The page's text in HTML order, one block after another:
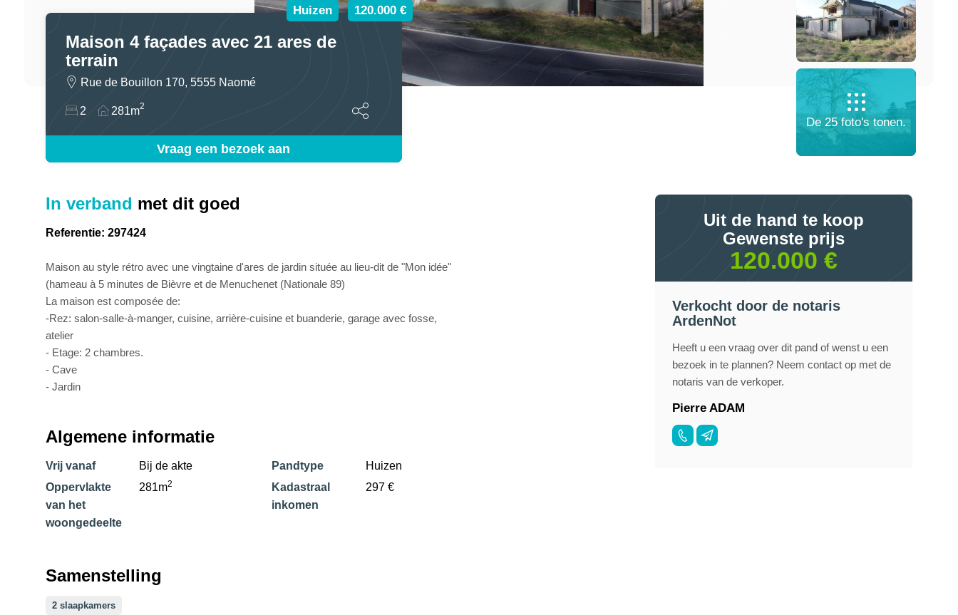
Huizen 120.000 €
Maison 4 façades avec 21 ares de
terrain
Rue de Bouillon 170, 5555 Naomé
2 281m2
Vraag een bezoek aan
De 25 foto's tonen.
In verband met dit goed
Referentie: 297424
Maison au style rétro avec une vingtaine d'ares de jardin située au lieu-dit de "Mon idée"
(hameau à 5 minutes de Bièvre et de Menuchenet (Nationale 89)
La maison est composée de:
-Rez: salon-salle-à-manger, cuisine, arrière-cuisine et buanderie, garage avec fosse,
atelier
- Etage: 2 chambres.
- Cave
- Jardin
Algemene informatie
Vrij vanaf Bij de akte Pandtype
Huizen
Oppervlakte
van het
woongedeelte
281m2
Kadastraal
inkomen
297 €
Samenstelling
2 slaapkamers
Uit de hand te koop
Gewenste prijs
120.000 €
Verkocht door de notaris
ArdenNot
Heeft u een vraag over dit pand of wenst u een
bezoek in te plannen? Neem contact op met de
notaris van de verkoper.
Pierre ADAM